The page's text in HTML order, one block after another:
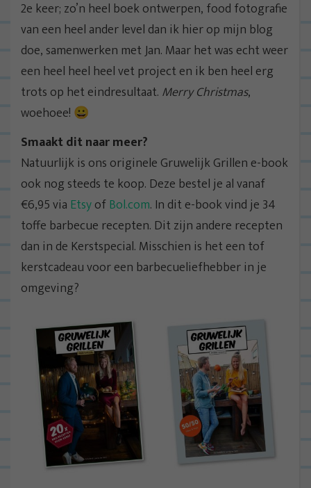
2e keer; zo’n heel boek ontwerpen, food fotografie
van een heel ander level dan ik hier op mijn blog
doe, samenwerken met Jan. Maar het was echt weer
een heel heel heel vet project en ik ben heel erg
trots op het eindresultaat. Merry Christmas,
woehoee! 😀
Smaakt dit naar meer?
Natuurlijk is ons originele Gruwelijk Grillen e-book
ook nog steeds te koop. Deze bestel je al vanaf
€6,95 via EtsyofBol.com. In dit e-book vind je 34
toffe barbecue recepten. Dit zijn andere recepten
dan in de Kerstspecial. Misschien is het een tof
kerstcadeau voor een barbecueliefhebber in je
omgeving?